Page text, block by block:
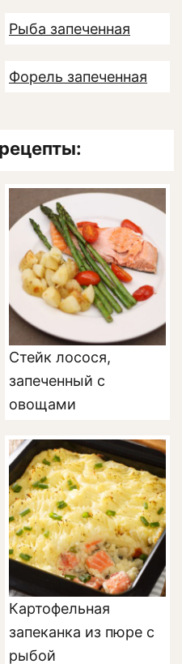
Рыба запеченная
Форель запеченная
Стейк лосося,
запеченный с
овощами
Картофельная
запеканка из пюре с
рыбой